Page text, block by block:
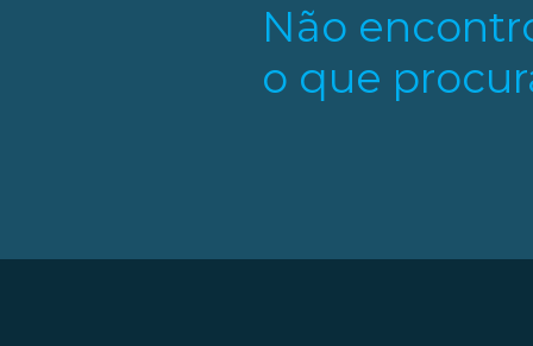
Não
o que